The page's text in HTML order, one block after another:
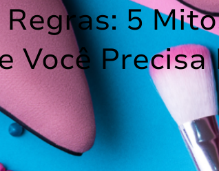
5
Você Precisa